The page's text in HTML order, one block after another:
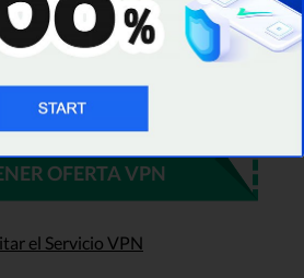
Vencimiento : 09/08/2026
Usaron
Sólo Quedan 82
OFERTA VPN
el Servicio VPN